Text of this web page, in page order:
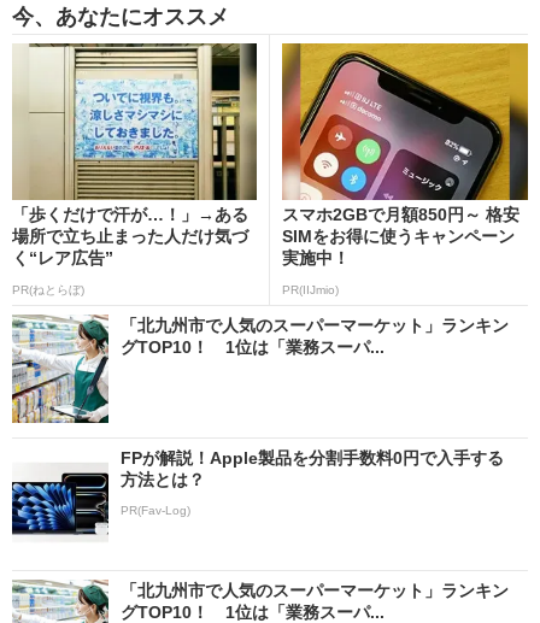
今、あなたにオススメ
「歩くだけで汗が…！」→ある
場所で立ち止まった人だけ気づ
く“レア広告”
PR(ねとらぼ)
スマホ2GBで月額850円～ 格安
SIMをお得に使うキャンペーン
実施中！
PR(IIJmio)
「北九州市で人気のスーパーマーケット」ランキン
グTOP10！ 1位は「業務スーパ...
FPが解説！Apple製品を分割手数料0円で入手する
方法とは？
PR(Fav-Log)
「北九州市で人気のスーパーマーケット」ランキン
グTOP10！ 1位は「業務スーパ...